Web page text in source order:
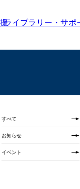
ライブラリー・サポ
すべて
お知らせ
イベント